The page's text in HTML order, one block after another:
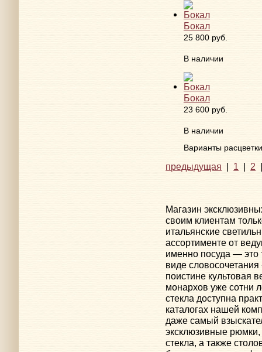
Бокал
25 800 руб.
В наличии
Бокал
23 600 руб.
В наличии
Варианты расцветки
предыдущая 1 2
Магазин
своим клиентам
итальянские
ассортименте от
именно посуда — это
виде
поистине культовая
монархов уже сотни
стекла доступна
каталогах нашей
даже самый
эксклюзивные
стекла, а также